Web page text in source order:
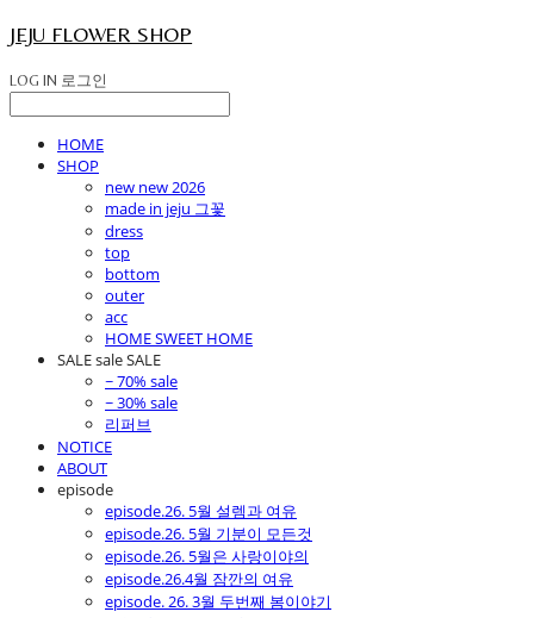
JEJU FLOWER SHOP
LOG IN 로그인
HOME
SHOP
new new 2026
made in jeju 그꽃
dress
top
bottom
outer
acc
HOME SWEET HOME
SALE sale SALE
~ 70% sale
~ 30% sale
리퍼브
NOTICE
ABOUT
episode
episode.26. 5월 설렘과 여유
episode.26. 5월 기분이 모든것
episode.26. 5월은 사랑이야의
episode.26.4월 잠깐의 여유
episode. 26. 3월 두번째 봄이야기